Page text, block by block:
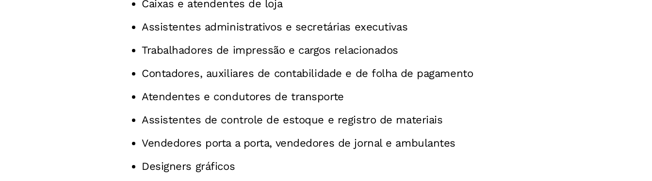
Caixas e atendentes de loja
Assistentes administrativos e secretárias executivas
Trabalhadores de impressão e cargos relacionados
Contadores, auxiliares de contabilidade e de folha de pagamento
Atendentes e condutores de transporte
Assistentes de controle de estoque e registro de materiais
Vendedores porta a porta, vendedores de jornal e ambulantes
Designers gráficos